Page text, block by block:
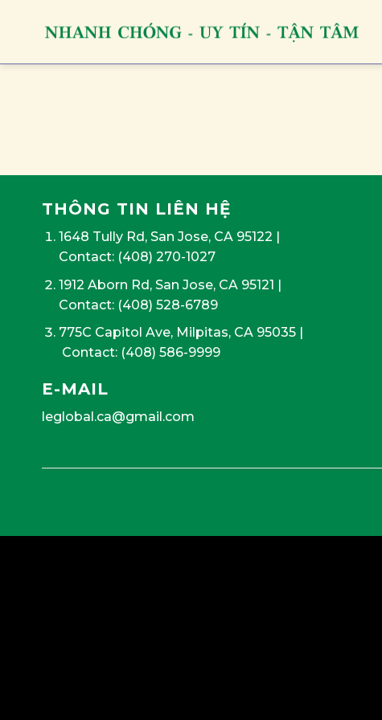
THÔNG TIN LIÊN HỆ
1648 Tully Rd, San Jose, CA 95122 |
Contact: (408) 270-1027
1912 Aborn Rd, San Jose, CA 95121 |
Contact: (408) 528-6789
775C Capitol Ave, Milpitas, CA 95035|
Contact: (408) 586-9999
E-MAIL
leglobal.ca@gmail.com